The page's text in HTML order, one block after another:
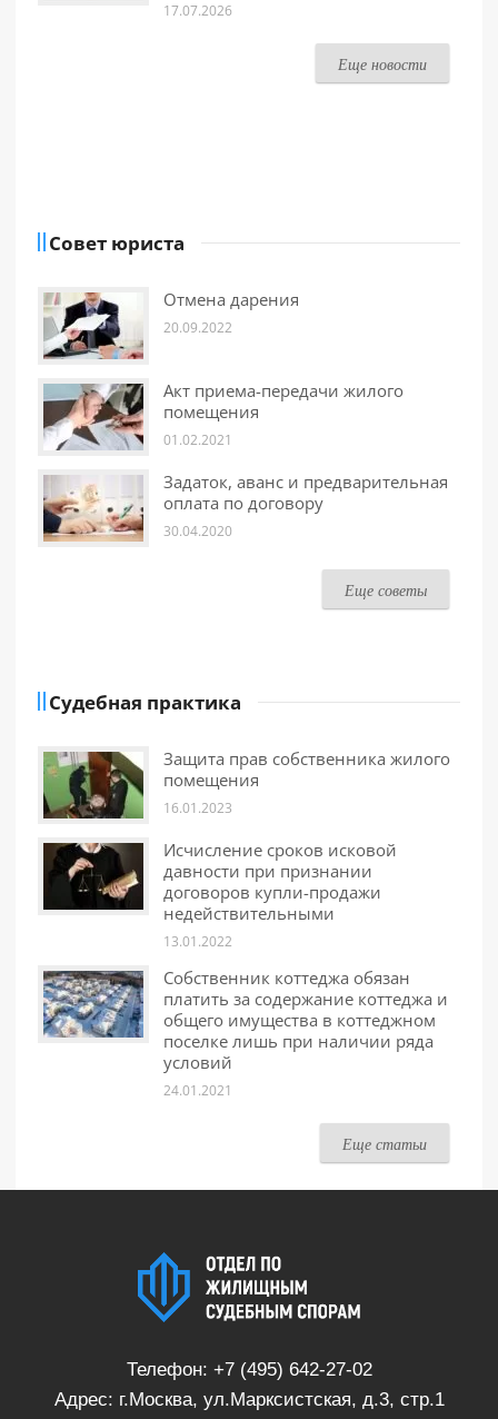
17.07.2026
Еще новости
Совет юриста
Отмена дарения
20.09.2022
Акт приема-передачи жилого
помещения
01.02.2021
Задаток, аванс и предварительная
оплата по договору
30.04.2020
Еще советы
Судебная практика
Защита прав собственника жилого
помещения
16.01.2023
Исчисление сроков исковой
давности при признании
договоров купли-продажи
недействительными
13.01.2022
Собственник коттеджа обязан
платить за содержание коттеджа и
общего имущества в коттеджном
поселке лишь при наличии ряда
условий
24.01.2021
Еще статьи
Телефон: +7 (495) 642-27-02
Адрес: г.Москва, ул.Марксистская, д.3, стр.1